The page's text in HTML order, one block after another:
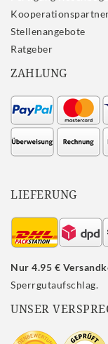
Stellenangebote
Ratgeber
ZAHLUNG
LIEFERUNG
Nur 4.95 €
Sperrgutaufschlag.
UNSER